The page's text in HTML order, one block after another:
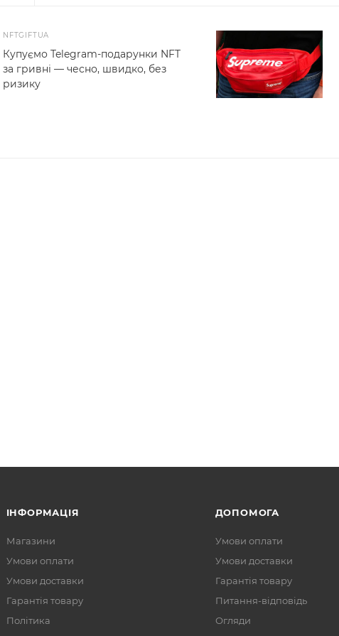
NFTGIFTUA
Купуємо Telegram-подарунки NFT
за гривні — чесно, швидко, без
ризику
ІНФОРМАЦІЯ
Магазини
Умови оплати
Умови доставки
Гарантія товару
Політика
ДОПОМОГА
Умови оплати
Умови доставки
Гарантія товару
Питання-відповідь
Огляди